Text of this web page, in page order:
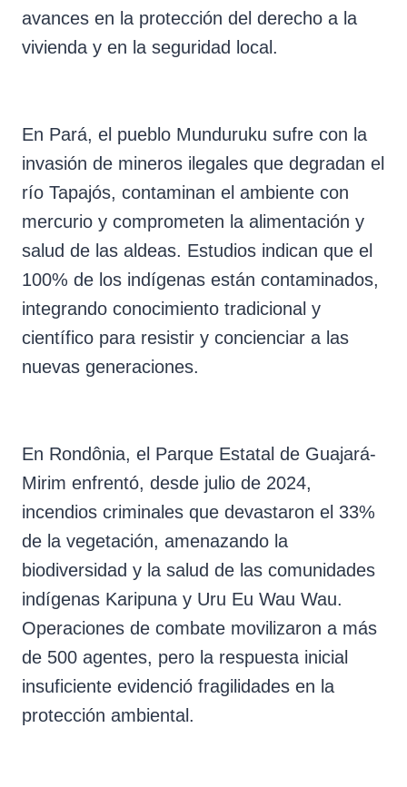
avances en la protección del derecho a la
vivienda y en la seguridad local.
En Pará, el pueblo Munduruku sufre con la
invasión de mineros ilegales que degradan el
río Tapajós, contaminan el ambiente con
mercurio y comprometen la alimentación y
salud de las aldeas. Estudios indican que el
100% de los indígenas están contaminados,
integrando conocimiento tradicional y
científico para resistir y concienciar a las
nuevas generaciones.
En Rondônia, el Parque Estatal de Guajará-
Mirim enfrentó, desde julio de 2024,
incendios criminales que devastaron el 33%
de la vegetación, amenazando la
biodiversidad y la salud de las comunidades
indígenas Karipuna y Uru Eu Wau Wau.
Operaciones de combate movilizaron a más
de 500 agentes, pero la respuesta inicial
insuficiente evidenció fragilidades en la
protección ambiental.